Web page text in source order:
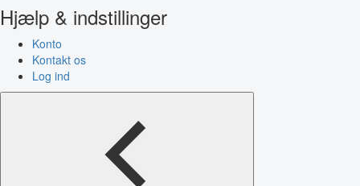
Hjælp & indstillinger
Konto
Kontakt os
Log ind